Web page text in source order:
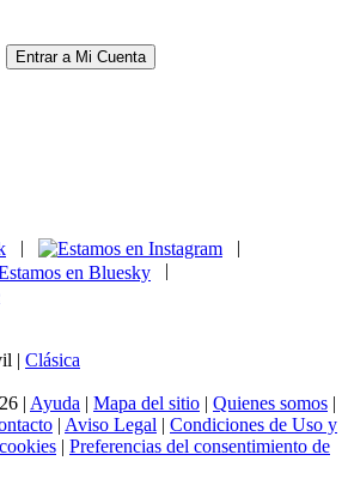
Entrar a Mi Cuenta
|
|
|
| Clásica
| Ayuda | Mapa del sitio | Quienes somos |
| Aviso Legal | Condiciones de Uso y
| Preferencias del consentimiento de